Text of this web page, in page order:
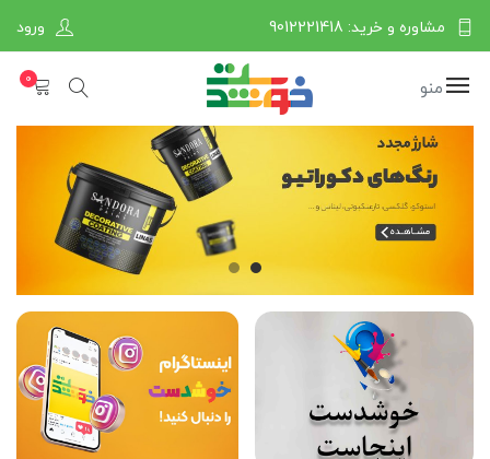
مشاوره و خرید: 9012221418 ورود
منو 0